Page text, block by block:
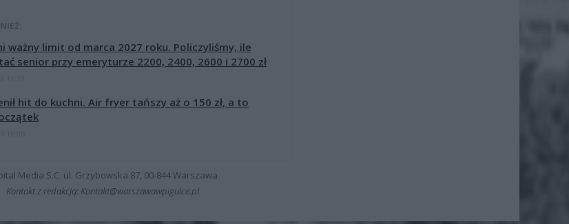
ważny limit od marca 2027 roku. Policzyliśmy, ile
senior przy emeryturze 2200, 2400, 2600 i 2700 zł
hit do kuchni. Air fryer tańszy aż o 150 zł, a to
Media S.C. ul. Grzybowska 87, 00-844 Warszawa
Kontakt z redakcją: Kontakt@warszawawpigulce.pl